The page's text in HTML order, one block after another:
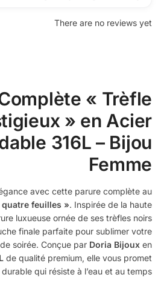
There are no reviews yet
« Trèfle
» en Acier
316L – Bijou
Femme
avec cette parure complète au
quatre feuilles ». Inspirée de la haute
luxueuse ornée de ses trèfles noirs
finale parfaite pour sublimer votre
soirée. Conçue par Doria Bijoux en
de qualité premium, elle vous promet
qui résiste à l’eau et au temps.